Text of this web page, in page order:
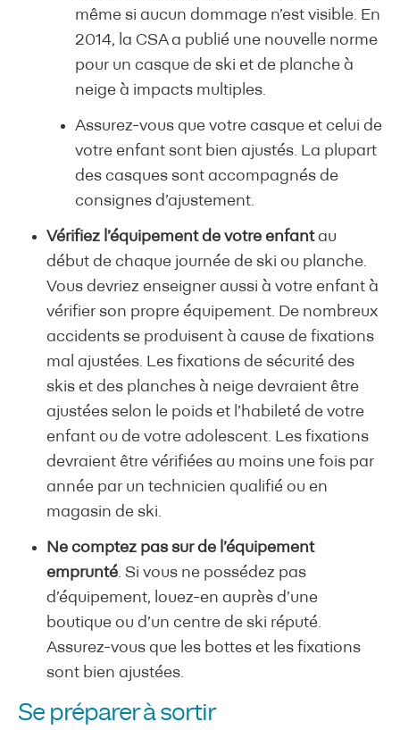
même si aucun dommage n’est visible. En
2014, la CSA a publié une nouvelle norme
pour un casque de ski et de planche à
neige à impacts multiples.
Assurez-vous que votre casque et celui de
votre enfant sont bien ajustés. La plupart
des casques sont accompagnés de
consignes d’ajustement.
Vérifiez l’équipement de votre enfantau
début de chaque journée de ski ou planche.
Vous devriez enseigner aussi à votre enfant à
vérifier son propre équipement. De nombreux
accidents se produisent à cause de fixations
mal ajustées. Les fixations de sécurité des
skis et des planches à neige devraient être
ajustées selon le poids et l’habileté de votre
enfant ou de votre adolescent. Les fixations
devraient être vérifiées au moins une fois par
année par un technicien qualifié ou en
magasin de ski.
Ne comptez pas sur de l’équipement
emprunté. Si vous ne possédez pas
d’équipement, louez-en auprès d’une
boutique ou d’un centre de ski réputé.
Assurez-vous que les bottes et les fixations
sont bien ajustées.
Se préparer à sortir